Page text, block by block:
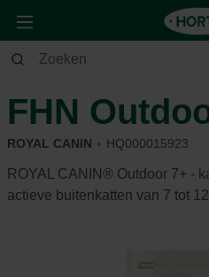
Dier Kat
FHN
ROYAL CANIN HQ000015923
ROYAL CANIN® Outdoor 7+ -
actieve buitenkatten van 7 tot